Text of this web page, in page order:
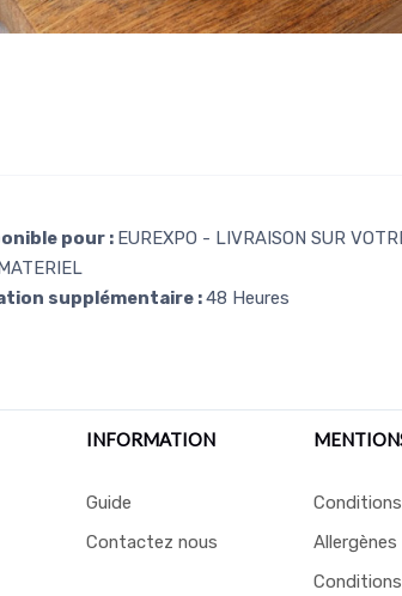
pour : EUREXPO - LIVRAISON SUR
supplémentaire :48 Heures
INFORMATION
Guide
Contactez nous
Allergènes